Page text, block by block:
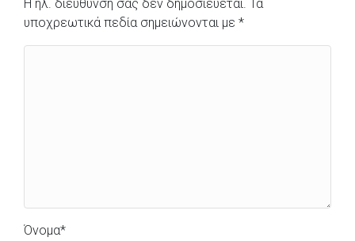
Η ηλ. διεύθυνση σας δεν δημοσιεύεται. Τα
υποχρεωτικά πεδία σημειώνονται με *
Όνομα*